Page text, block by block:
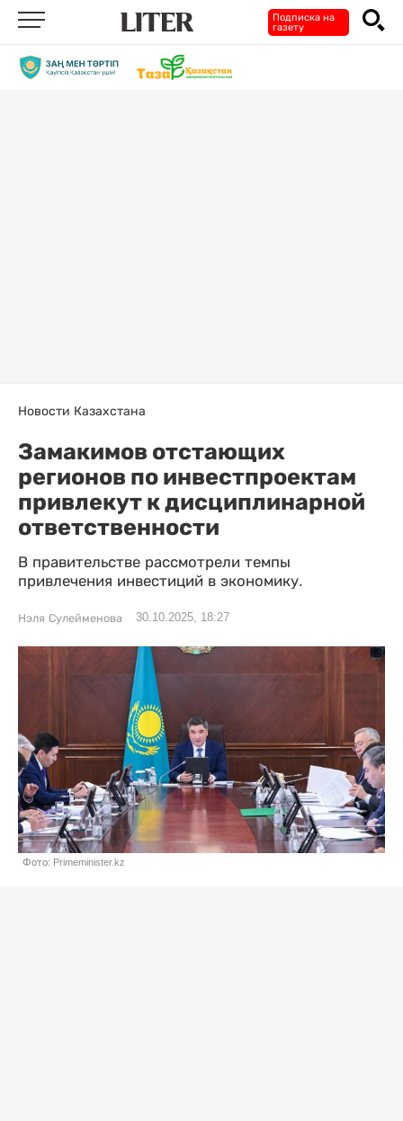
Подписка на
газету
Новости Казахстана
Замакимов отстающих
регионов по инвестпроектам
привлекут к дисциплинарной
ответственности
В правительстве рассмотрели темпы
привлечения инвестиций в экономику.
Нэля Сулейменова 30.10.2025, 18:27
Фото: Primeminister.kz